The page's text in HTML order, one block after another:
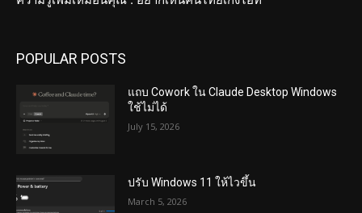
POPULAR POSTS
แถบ Cowork ใน Claude Desktop Windows
ใช้ไม่ได้
July 15, 2026
ปรับ Windows 11 ให้ไวขึ้น
March 5, 2026